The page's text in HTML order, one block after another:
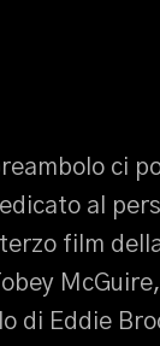
ci
al
film
di Eddie